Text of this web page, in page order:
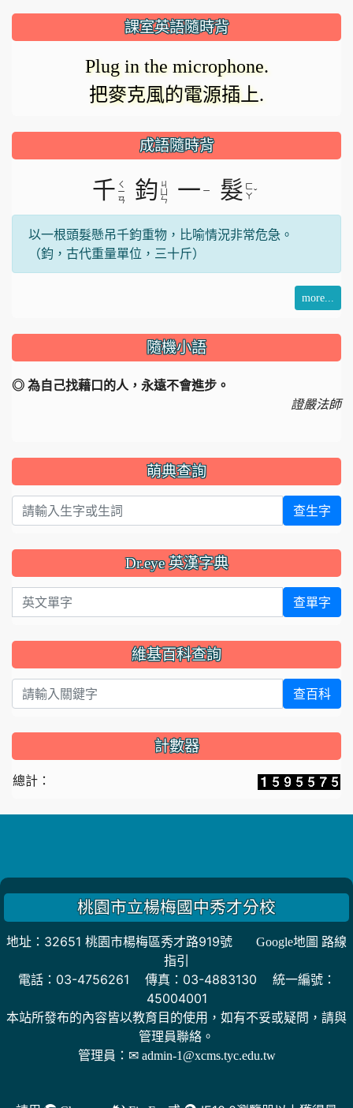
課室英語隨時背
Plug in the microphone.
把麥克風的電源插上.
成語隨時背
千 ㄑ
ㄧ
ㄢ
鈞 ㄐ
ㄣ
一 ㄧ 髮 ㄈ
ㄚˇ
以一根頭髮懸吊千鈞重物，比喻情況非常危急。
（鈞，古代重量單位，三十斤）
more...
隨機小語
◎ 為自己找藉口的人，永遠不會進步。
證嚴法師
萌典查詢
查生字
Dr.eye 英漢字典
英文單字 查單字
維基百科查詢
查百科
計數器
總計：
桃園市立楊梅國中秀才分校
地址：32651 桃園市楊梅區秀才路919號
Google地圖 路線
指引
電話：03-4756261 傳真：03-4883130 統一編號：
45004001
本站所發布的內容皆以教育目的使用，如有不妥或疑問，請與
管理員聯絡。
管理員： ✉ admin-1@xcms.tyc.edu.tw